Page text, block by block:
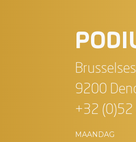
9200
+32
MAANDAG